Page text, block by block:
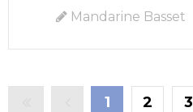
Mandarine Basset
1 2 3